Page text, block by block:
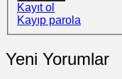
Kayıt ol
Kayıp parola
Yeni Yorumlar